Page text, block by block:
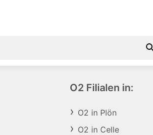
O2 Filialen in:
O2 in Plön
O2 in Celle